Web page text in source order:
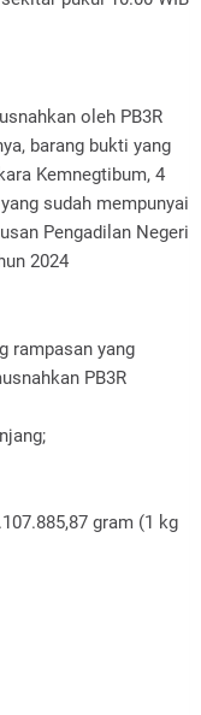
oleh PB3R
barang bukti yang
Kemnegtibum, 4
sudah mempunyai
Pengadilan Negeri
2024
rampasan yang
PB3R
gram (1 kg